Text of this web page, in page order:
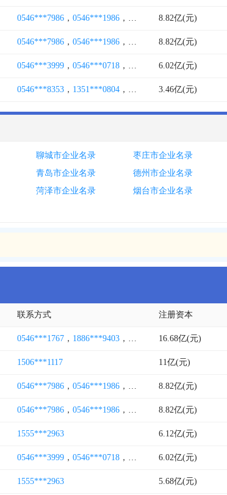
0546***7986 ， 0546***1986 ， 0546***8222，0546***9266
8.82亿(元)
0546***7986 ， 0546***1986 ， 0546***8222，0546***1896
8.82亿(元)
0546***3999 ， 0546***0718 ， 0546***0717，0546***0705
6.02亿(元)
0546***8353 ， 1351***0804 ， 1356***2578，1321***0267
3.46亿(元)
聊城市企业名录
枣庄市企业名录
青岛市企业名录
德州市企业名录
菏泽市企业名录
烟台市企业名录
联系方式 注册资本
0546***1767 ， 1886***9403 ， 1985***1759，1876***0116
16.68亿(元)
1506***1117 11亿(元)
0546***7986 ， 0546***1986 ， 0546***8222，0546***9266
8.82亿(元)
0546***7986 ， 0546***1986 ， 0546***8222，0546***1896
8.82亿(元)
1555***2963 6.12亿(元)
0546***3999 ， 0546***0718 ， 0546***0717，0546***0705
6.02亿(元)
1555***2963 5.68亿(元)